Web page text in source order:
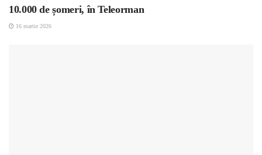
10.000 de șomeri, în Teleorman
16 martie 2026